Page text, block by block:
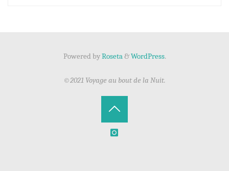
Powered byRoseta&WordPress.
©2021 Voyage au bout de la Nuit.
Back